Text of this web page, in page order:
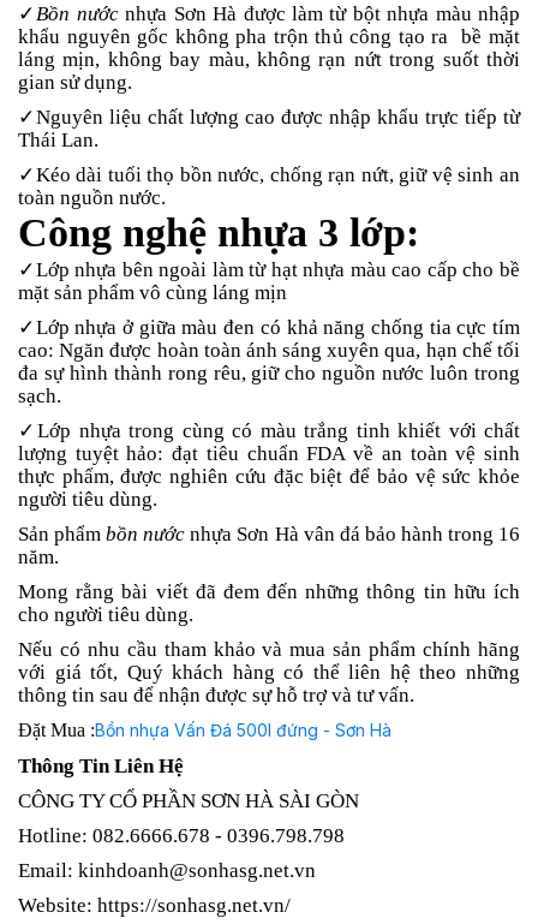
✓ Bồn nướcnhựa Sơn Hà được làm từ bột nhựa màu nhập
khẩu nguyên gốc không pha trộn thủ công tạo ra bề mặt
láng mịn, không bay màu, không rạn nứt trong suốt thời
gian sử dụng.
✓Nguyên liệu chất lượng cao được nhập khẩu trực tiếp từ
Thái Lan.
✓Kéo dài tuổi thọ bồn nước, chống rạn nứt, giữ vệ sinh an
toàn nguồn nước.
Công nghệ nhựa 3 lớp:
✓Lớp nhựa bên ngoài làm từ hạt nhựa màu cao cấp cho bề
mặt sản phẩm vô cùng láng mịn
✓Lớp nhựa ở giữa màu đen có khả năng chống tia cực tím
cao: Ngăn được hoàn toàn ánh sáng xuyên qua, hạn chế tối
đa sự hình thành rong rêu, giữ cho nguồn nước luôn trong
sạch.
✓Lớp nhựa trong cùng có màu trắng tinh khiết với chất
lượng tuyệt hảo: đạt tiêu chuẩn FDA về an toàn vệ sinh
thực phẩm, được nghiên cứu đặc biệt để bảo vệ sức khỏe
người tiêu dùng.
Sản phẩmbồn nướcnhựa Sơn Hà vân đá bảo hành trong 16
năm.
Mong rằng bài viết đã đem đến những thông tin hữu ích
cho người tiêu dùng.
Nếu có nhu cầu tham khảo và mua sản phẩm chính hãng
với giá tốt, Quý khách hàng có thể liên hệ theo những
thông tin sau để nhận được sự hỗ trợ và tư vấn.
Đặt Mua :Bồn nhựa Vấn Đá 500l đứng - Sơn Hà
Thông Tin Liên Hệ
CÔNG TY CỔ PHẦN SƠN HÀ SÀI GÒN
Hotline: 082.6666.678 - 0396.798.798
Email: kinhdoanh@sonhasg.net.vn
Website: https://sonhasg.net.vn/